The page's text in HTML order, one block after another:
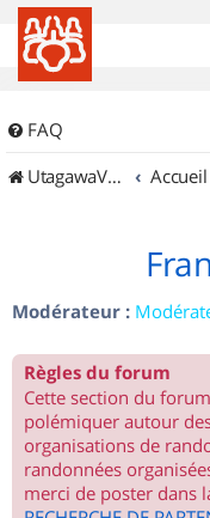
FAQ
UtagawaVTT (Randos VTT et VTTAE avec traces GPS)
Modérateur :
Règles du forum
Cette section du
polémiquer autour
organisations de
randonnées
merci de poster dans